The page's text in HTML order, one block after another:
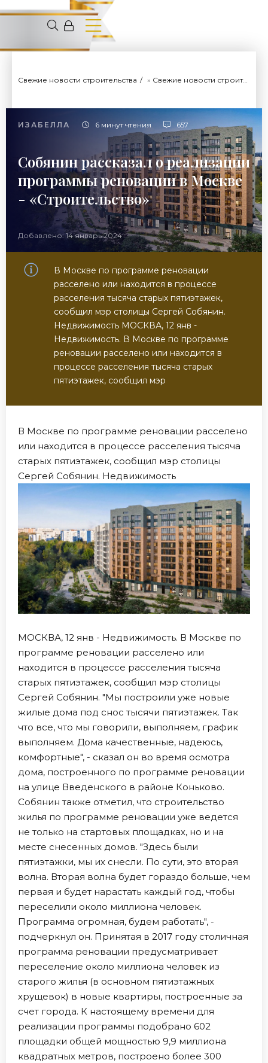
Свежие новости строительства » Свежие новости строительства
ИЗАБЕЛЛА 6 минут чтения 657
Собянин рассказал о реализации
программы реновации в Москве
- «Строительство»
Добавлено: 14 январь 2024
В Москве по программе реновации
расселено или находится в процессе
расселения тысяча старых пятиэтажек,
сообщил мэр столицы Сергей Собянин.
Недвижимость МОСКВА, 12 янв -
Недвижимость. В Москве по программе
реновации расселено или находится в
процессе расселения тысяча старых
пятиэтажек, сообщил мэр
В Москве по программе реновации расселено
или находится в процессе расселения тысяча
старых пятиэтажек, сообщил мэр столицы
Сергей Собянин. Недвижимость
МОСКВА, 12 янв - Недвижимость. В Москве по
программе реновации расселено или
находится в процессе расселения тысяча
старых пятиэтажек, сообщил мэр столицы
Сергей Собянин. "Мы построили уже новые
жилые дома под снос тысячи пятиэтажек. Так
что все, что мы говорили, выполняем, график
выполняем. Дома качественные, надеюсь,
комфортные", - сказал он во время осмотра
дома, построенного по программе реновации
на улице Введенского в районе Коньково.
Собянин также отметил, что строительство
жилья по программе реновации уже ведется
не только на стартовых площадках, но и на
месте снесенных домов. "Здесь были
пятиэтажки, мы их снесли. По сути, это вторая
волна. Вторая волна будет гораздо больше, чем
первая и будет нарастать каждый год, чтобы
переселили около миллиона человек.
Программа огромная, будем работать", -
подчеркнул он. Принятая в 2017 году столичная
программа реновации предусматривает
переселение около миллиона человек из
старого жилья (в основном пятиэтажных
хрущевок) в новые квартиры, построенные за
счет города. К настоящему времени для
реализации программы подобрано 602
площадки общей мощностью 9,9 миллиона
квадратных метров, построено более 300